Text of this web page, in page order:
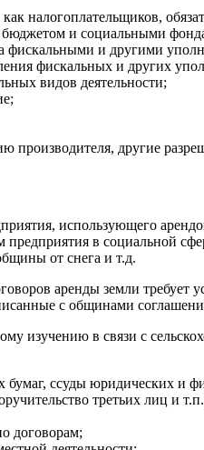
налогоплательщиков,
бюджетом и социальными
фискальными и другими
фискальных и других
видов деятельности;
производителя, другие
использующего
предприятия в социальной
от снега и т.д.
аренды земли
с общинами
изучению в связи с
ссуды юридических и
третьих лиц и
договорам;